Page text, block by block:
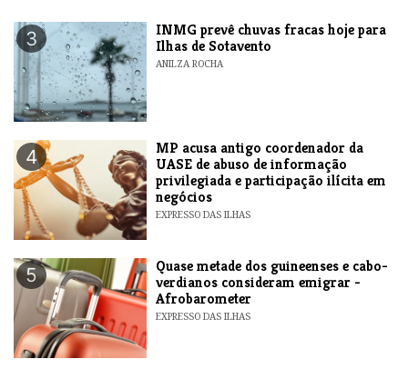
3
INMG prevê chuvas fracas hoje para
Ilhas de Sotavento
ANILZA ROCHA
4
MP acusa antigo coordenador da
UASE de abuso de informação
privilegiada e participação ilícita em
negócios
EXPRESSO DAS ILHAS
5
Quase metade dos guineenses e cabo-
verdianos consideram emigrar -
Afrobarometer
EXPRESSO DAS ILHAS